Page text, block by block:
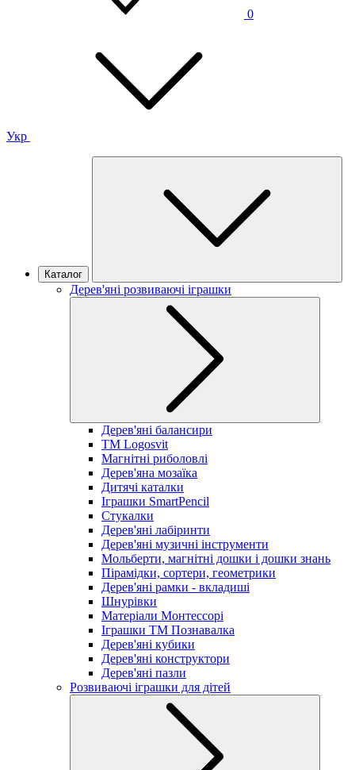
0
Укр
Каталог
Дерев'яні розвиваючі іграшки
Дерев'яні балансири
TM Logosvit
Магнітні риболовлі
Дерев'яна мозаїка
Дитячі каталки
Іграшки SmartPencil
Стукалки
Дерев'яні лабіринти
Дерев'яні музичні інструменти
Мольберти, магнітні дошки і дошки знань
Пірамідки, сортери, геометрики
Дерев'яні рамки - вкладиші
Шнурівки
Матеріали Монтессорі
Іграшки ТМ Познавалка
Дерев'яні кубики
Дерев'яні конструктори
Дерев'яні пазли
Розвиваючі іграшки для дітей